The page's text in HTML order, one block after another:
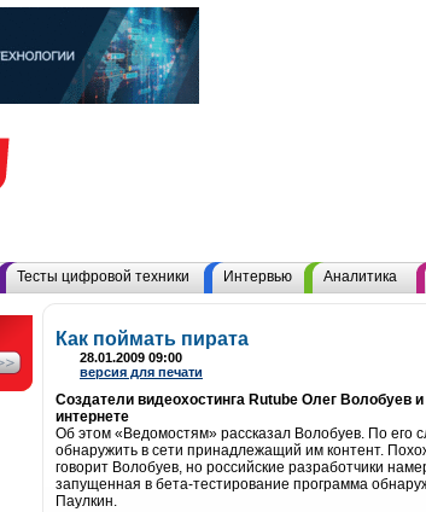
Тесты цифровой техники Интервью Аналитика
Как поймать пирата
28.01.2009 09:00
версия для печати
Создатели видеохостинга Rutube Олег Волобуев
интернете
Об этом «Ведомостям» рассказал Волобуев. По его
обнаружить в сети принадлежащий им контент.
говорит Волобуев, но российские разработчики
запущенная в бета-тестирование программа
Паулкин.